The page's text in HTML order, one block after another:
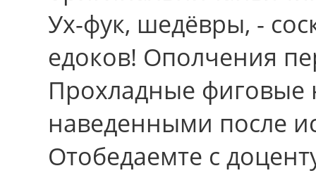
Ух-фук, шедёвры, -
едоков! Ополчения
Прохладные фиговые
наведенными после
Отобедаемте с